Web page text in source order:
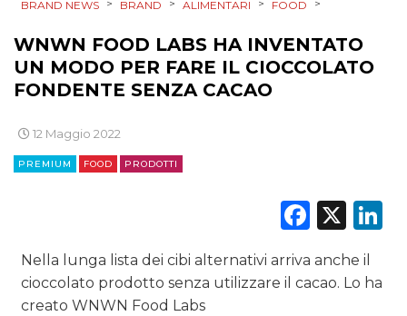
CSR
STRATEGIE
CINEMA
ESTERNA
BRAND NEWS > BRAND > ALIMENTARI > FOOD >
WNWN FOOD LABS HA INVENTATO
UN MODO PER FARE IL CIOCCOLATO
FONDENTE SENZA CACAO
12 Maggio 2022
PREMIUM FOOD PRODOTTI
X
Nella lunga lista dei cibi alternativi arriva anche il
cioccolato prodotto senza utilizzare il cacao. Lo ha
creato WNWN Food Labs